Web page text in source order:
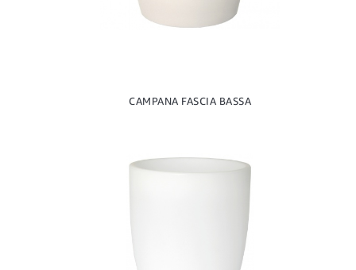
CAMPANA FASCIA BASSA